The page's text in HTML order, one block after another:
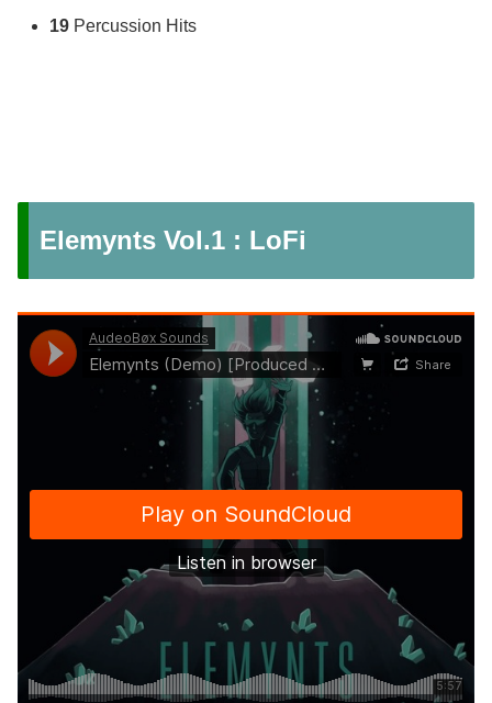
19 Percussion Hits
Elemynts Vol.1 : LoFi